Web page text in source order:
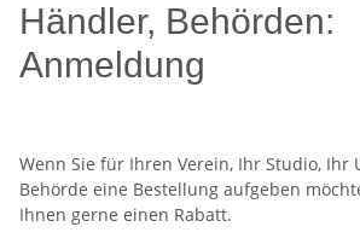
Händler, Behörden:
Anmeldung
Wenn Sie für Ihren Verein, Ihr Studio, Ihr
Behörde eine Bestellung aufgeben
Ihnen gerne einen Rabatt.